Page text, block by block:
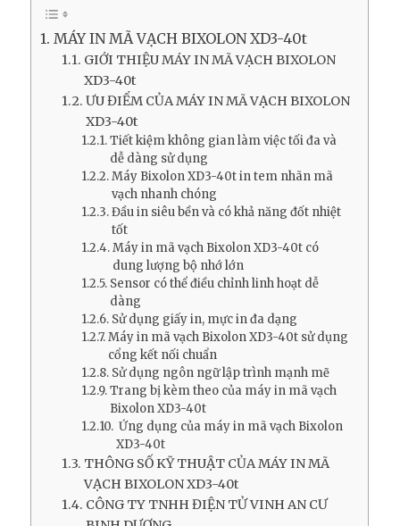
MÁY IN MÃ VẠCH BIXOLON XD3-40t
GIỚI THIỆU MÁY IN MÃ VẠCH BIXOLON
XD3-40t
ƯU ĐIỂM CỦA MÁY IN MÃ VẠCH BIXOLON
XD3-40t
Tiết kiệm không gian làm việc tối đa và
dễ dàng sử dụng
Máy Bixolon XD3-40t in tem nhãn mã
vạch nhanh chóng
Đầu in siêu bền và có khả năng đốt nhiệt
tốt
Máy in mã vạch Bixolon XD3-40t có
dung lượng bộ nhớ lớn
Sensor có thể điều chỉnh linh hoạt dễ
dàng
Sử dụng giấy in, mực in đa dạng
Máy in mã vạch Bixolon XD3-40t sử dụng
cổng kết nối chuẩn
Sử dụng ngôn ngữ lập trình mạnh mẽ
Trang bị kèm theo của máy in mã vạch
Bixolon XD3-40t
Ứng dụng của máy in mã vạch Bixolon
XD3-40t
THÔNG SỐ KỸ THUẬT CỦA MÁY IN MÃ
VẠCH BIXOLON XD3-40t
CÔNG TY TNHH ĐIỆN TỬ VINH AN CƯ